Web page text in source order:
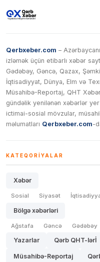
Qerbxeber.com –
izləmək üçün etibarlı xəbər
Gədəbəy, Gəncə, Qazax,
İqtisadiyyat, Dünya, Elm və
Müsahibə-Reportaj, QHT
gündəlik yenilənən xəbərlər
ictimai-sosial mövzular,
məlumatları Qerbxeber.com-
KATEQORIYALAR
Xəbər
Sosial Siyasət
Bölgə xəbərləri
Ağstafa Gəncə Gədəbəy
Yazarlar Qərb QHT-lərİ
Müsahibə-Reportaj